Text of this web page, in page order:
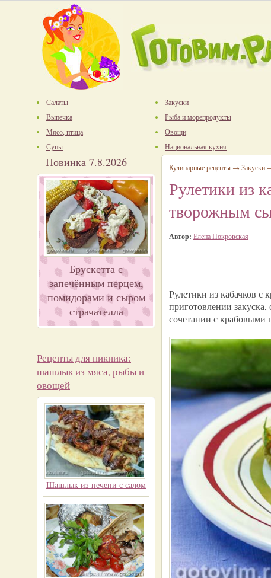
Салаты
Выпечка
Мясо, птица
Супы
Закуски
Рыба и морепродукты
Овощи
Национальная кухня
Новинка 7.8.2026
Брускетта с
запечённым перцем,
помидорами и сыром
страчателла
Рецепты для пикника:
шашлык из мяса, рыбы и
овощей
Шашлык из печени с салом
Кулинарные рецепты → Закуски
Рулетики из
творожным
Автор: Елена Покровская
Рулетики из кабачков
приготовлении
сочетании с крабовыми